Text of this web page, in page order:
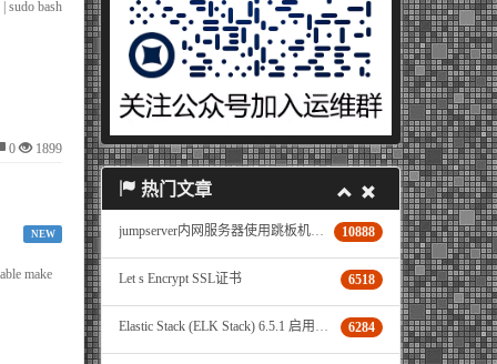
sudo bash
0 1899
NEW
make
热门文章
jumpserver内网服务器使用跳板机登录与文件传输操作说明 10888
Let s Encrypt SSL证书 6518
Elastic Stack (ELK Stack) 6.5.1 启用 X-Pack 6284